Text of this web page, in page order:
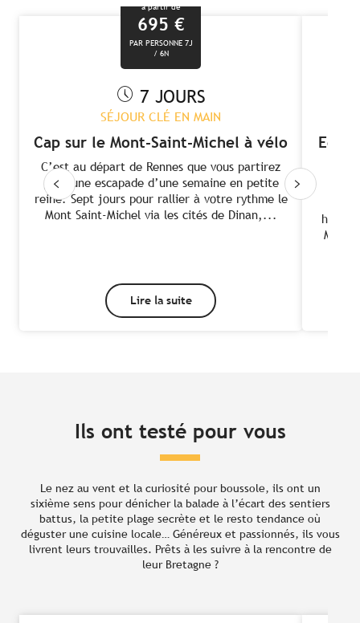
à partir de
695 €
PAR PERSONNE 7J
/ 6N
7 JOURS
SÉJOUR CLÉ EN MAIN
Cap sur le Mont-Saint-Michel à vélo
C’est au départ de Rennes que vous partirez
pour une escapade d’une semaine en petite
reine. Sept jours pour rallier à votre rythme le
Mont Saint-Michel via les cités de Dinan,...
Lire la suite
Ils ont testé pour vous
Le nez au vent et la curiosité pour boussole, ils ont un
sixième sens pour dénicher la balade à l’écart des sentiers
battus, la petite plage secrète et le resto tendance où
déguster une cuisine locale… Généreux et passionnés, ils vous
livrent leurs trouvailles. Prêts à les suivre à la rencontre de
leur Bretagne ?